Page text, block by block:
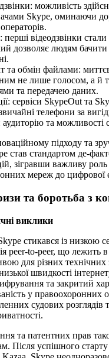
можливість
Skype, оминаючи
перші відеодзвінки
дозволяє людям
та обмін файлами:
не лише голосом, а й
та передачею даних.
сервіси SkypeOut та
телефони за
та можливості
підходу та
став стандартом де-
зігравши важливу роль
мереж до цифрової
та боротьба з
виклики
стикався із низкою
peer-to-peer, що лежить в
для різних технічних
швидкості
та закритий
у правоохоронних
судових розглядів
та патентних прав
Після успішного старту